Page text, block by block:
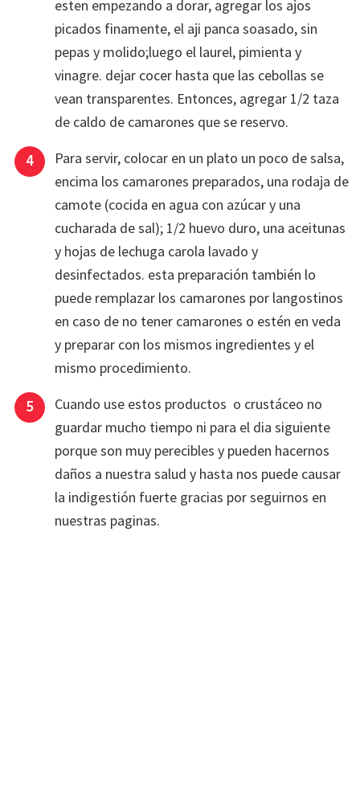
esten empezando a dorar, agregar los ajos
picados finamente, el aji panca soasado, sin
pepas y molido;luego el laurel, pimienta y
vinagre. dejar cocer hasta que las cebollas se
vean transparentes. Entonces, agregar 1/2 taza
de caldo de camarones que se reservo.
Para servir, colocar en un plato un poco de salsa,
encima los camarones preparados, una rodaja de
camote (cocida en agua con azúcar y una
cucharada de sal); 1/2 huevo duro, una aceitunas
y hojas de lechuga carola lavado y
desinfectados. esta preparación también lo
puede remplazar los camarones por langostinos
en caso de no tener camarones o estén en veda
y preparar con los mismos ingredientes y el
mismo procedimiento.
Cuando use estos productos o crustáceo no
guardar mucho tiempo ni para el dia siguiente
porque son muy perecibles y pueden hacernos
daños a nuestra salud y hasta nos puede causar
la indigestión fuerte gracias por seguirnos en
nuestras paginas.